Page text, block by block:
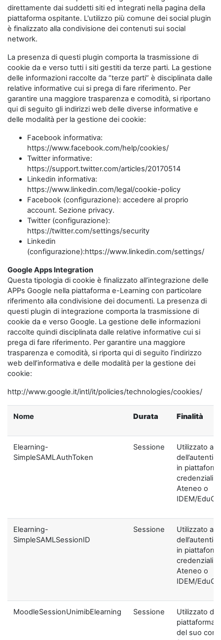
direttamente dai suddetti siti ed integrati nella pagina della
piattaforma ospitante. L'utilizzo più comune dei social plugin
è finalizzato alla condivisione dei contenuti sui social
network.
La presenza di questi plugin comporta la trasmissione di
cookie da e verso tutti i siti gestiti da terze parti. La gestione
delle informazioni raccolte da “terze parti” è disciplinata dalle
relative informative cui si prega di fare riferimento. Per
garantire una maggiore trasparenza e comodità, si riportano
qui di seguito gli indirizzi web delle diverse informative e
delle modalità per la gestione dei cookie:
Facebook informativa:
https://www.facebook.com/help/cookies/
Twitter informative:
https://support.twitter.com/articles/20170514
Linkedin informativa:
https://www.linkedin.com/legal/cookie-policy
Facebook (configurazione): accedere al proprio
account. Sezione privacy.
Twitter (configurazione):
https://twitter.com/settings/security
Linkedin
(configurazione):https://www.linkedin.com/settings/
Google Apps Integration
Questa tipologia di cookie è finalizzato all’integrazione delle
APPs Google nella piattaforma e-Learning con particolare
riferimento alla condivisione dei documenti. La presenza di
questi plugin di integrazione comporta la trasmissione di
cookie da e verso Google. La gestione delle informazioni
raccolte quindi disciplinata dalle relative informative cui si
prega di fare riferimento. Per garantire una maggiore
trasparenza e comodità, si riporta qui di seguito l’indirizzo
web dell’informativa e delle modalità per la gestione dei
cookie:
http://www.google.it/intl/it/policies/technologies/cookies/
Nome Durata Finalità
Elearning-
SimpleSAMLAuthToken
Sessione
Utilizzato ai
in
credenziali di
Ateneo o
IDEM/
Elearning-
SimpleSAMLSessionID
Sessione
Utilizzato ai
in
credenziali di
Ateneo o
IDEM/
MoodleSessionUnimibElearning Sessione
Utilizzato
piattaforma
del suo